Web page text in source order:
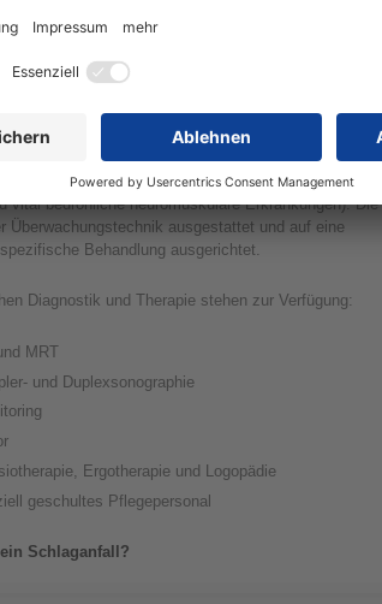
Leipzig, der Klinik Leipziger Land Borna und
Land. Fälle, die eine interventionelle oder operative
werden in unserem Hause diagnostiziert und direkt zur
können andere akute neurologische Krankheitsbilder
epilepticus, Meningitis, Encephalitis, Entzündungen
vital bedrohliche neuromuskuläre Erkrankungen).
Überwachungstechnik ausgestattet und auf eine
Behandlung ausgerichtet.
Diagnostik und Therapie stehen zur Verfügung:
MRT
und Duplexsonographie
Ergotherapie und Logopädie
geschultes Pflegepersonal
Schlaganfall?